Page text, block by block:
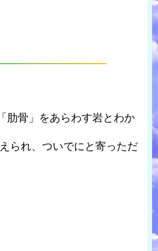
肋骨」をあらわす岩とわか
られ、ついでにと寄っただ